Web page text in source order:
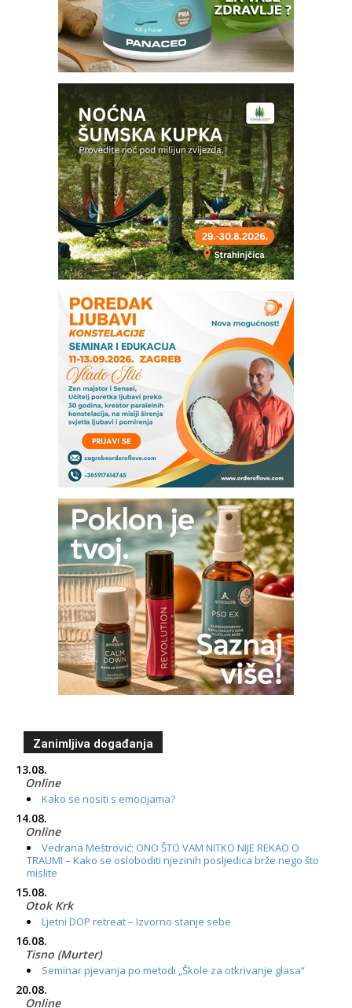
Zanimljiva događanja
13.08.
Online
Kako se nositi s emocijama?
14.08.
Online
Vedrana Meštrović: ONO ŠTO VAM NITKO NIJE REKAO O
TRAUMI – Kako se osloboditi njezinih posljedica brže nego što
mislite
15.08.
Otok Krk
Ljetni DOP retreat – Izvorno stanje sebe
16.08.
Tisno (Murter)
Seminar pjevanja po metodi „Škole za otkrivanje glasa“
20.08.
Online